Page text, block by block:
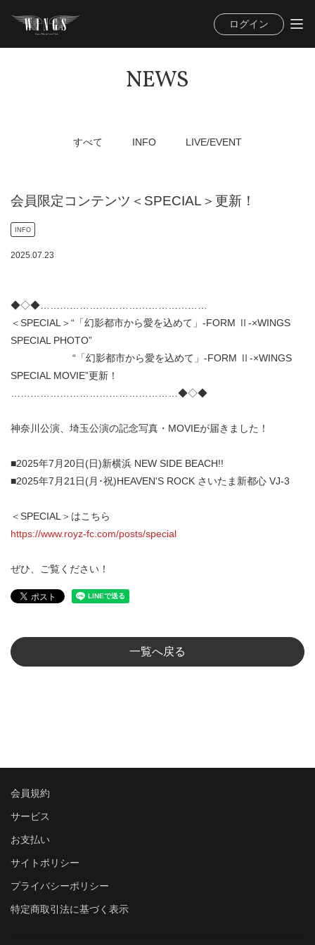
ログイン
NEWS
すべて INFO LIVE/EVENT
会員限定コンテンツ＜SPECIAL＞更新！
2025.07.23
INFO
◆◇◆……………………………………………
＜SPECIAL＞“「幻影都市から愛を込めて」-FORM Ⅱ-×WINGS
SPECIAL PHOTO”
“「幻影都市から愛を込めて」-FORM Ⅱ-×WINGS
SPECIAL MOVIE”更新！
……………………………………………◆◇◆
神奈川公演、埼玉公演の記念写真・MOVIEが届きました！
■2025年7月20日(日)新横浜 NEW SIDE BEACH!!
■2025年7月21日(月･祝)HEAVEN'S ROCK さいたま新都心 VJ-3
＜SPECIAL＞はこちら
https://www.royz-fc.com/posts/special
ぜひ、ご覧ください！
一覧へ戻る
会員規約
サービス
お支払い
サイトポリシー
プライバシーポリシー
特定商取引法に基づく表示